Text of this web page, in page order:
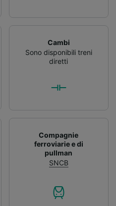
Cambi
Sono disponibili treni
diretti
Compagnie
ferroviarie e di
pullman
SNCB